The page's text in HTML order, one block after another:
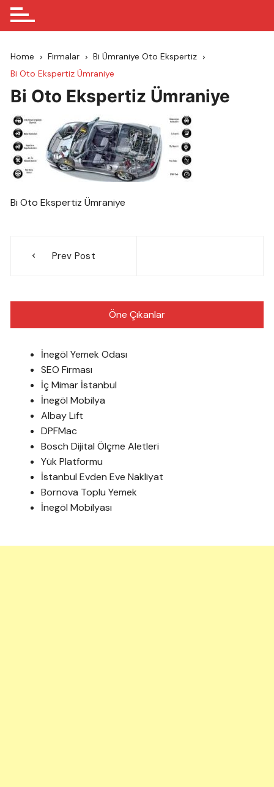
Home Firmalar
Bi Ümraniye Oto Ekspertiz
Bi Oto Ekspertiz Ümraniye
Bi Oto Ekspertiz Ümraniye
Bi Oto Ekspertiz Ümraniye
gezinmesi
Prev Post
Öne Çıkanlar
İnegöl Yemek Odası
SEO Firması
İç Mimar İstanbul
İnegöl Mobilya
Albay Lift
DPFMac
Bosch Dijital Ölçme Aletleri
Yük Platformu
İstanbul Evden Eve Nakliyat
Bornova Toplu Yemek
İnegöl Mobilyası